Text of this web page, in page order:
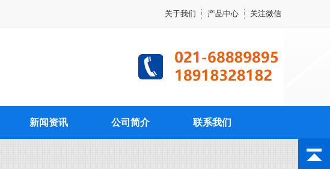
关于我们 产品中心 关注微信
新闻资讯 公司简介 联系我们